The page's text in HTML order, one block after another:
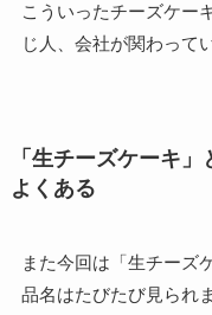
こういったチーズケー
じ人、会社が関わって
「生チーズケーキ
よくある
また今回は「生チーズ
品名はたびたび見られ